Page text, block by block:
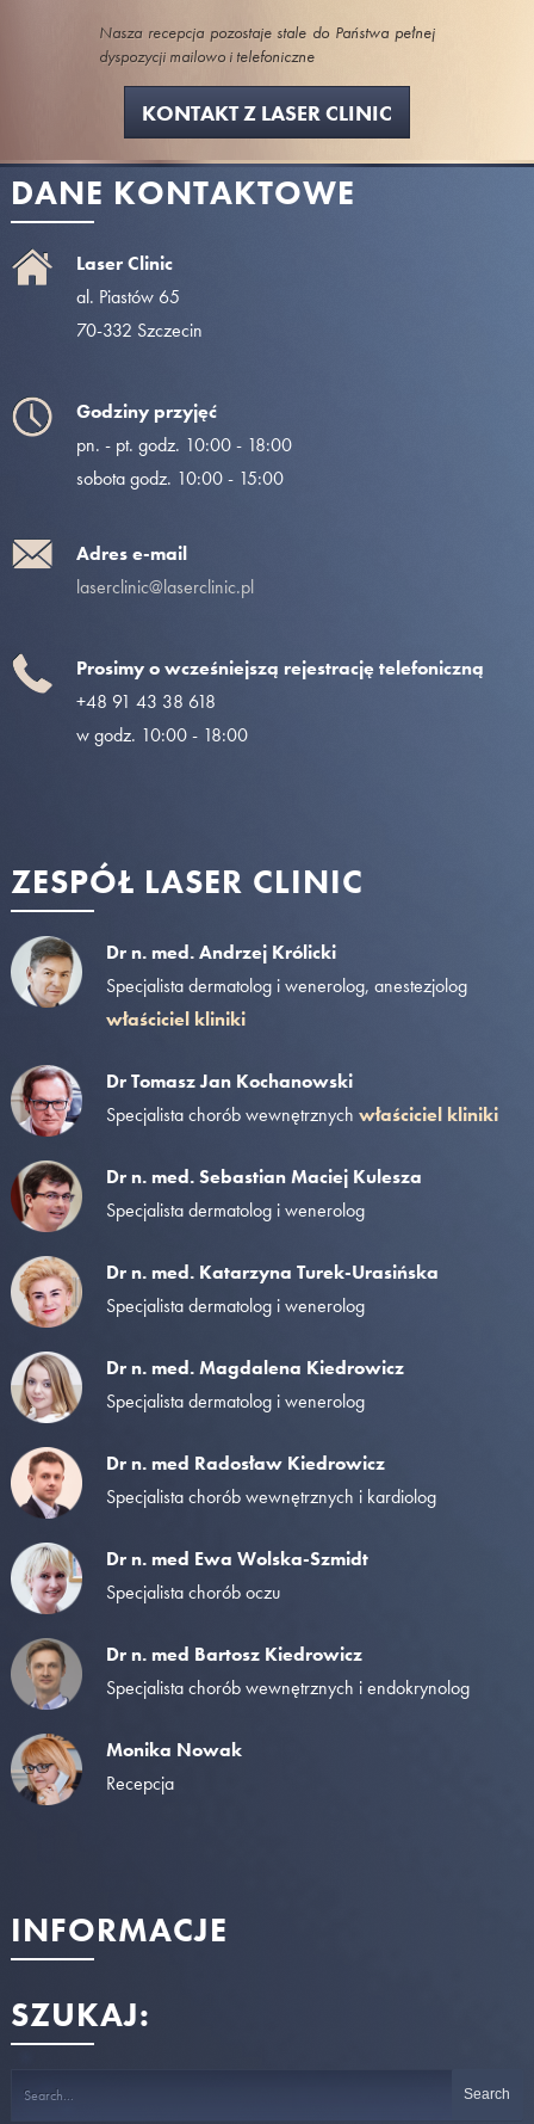
Nasza recepcja pozostaje stale do Państwa pełnej
dyspozycji mailowo i telefoniczne
KONTAKT Z LASER CLINIC
DANE KONTAKTOWE
Laser Clinic
al. Piastów 65
70-332 Szczecin
Godziny przyjęć
pn. - pt. godz. 10:00 - 18:00
sobota godz. 10:00 - 15:00
Adres e-mail
laserclinic@laserclinic.pl
Prosimy o wcześniejszą rejestrację telefoniczną
+48 91 43 38 618
w godz. 10:00 - 18:00
ZESPÓŁ LASER CLINIC
Dr n. med. Andrzej Królicki
Specjalista dermatolog i wenerolog, anestezjolog
właściciel kliniki
Dr Tomasz Jan Kochanowski
Specjalista chorób wewnętrznych właściciel kliniki
Dr n. med. Sebastian Maciej Kulesza
Specjalista dermatolog i wenerolog
Dr n. med. Katarzyna Turek-Urasińska
Specjalista dermatolog i wenerolog
Dr n. med. Magdalena Kiedrowicz
Specjalista dermatolog i wenerolog
Dr n. med Radosław Kiedrowicz
Specjalista chorób wewnętrznych i kardiolog
Dr n. med Ewa Wolska-Szmidt
Specjalista chorób oczu
Dr n. med Bartosz Kiedrowicz
Specjalista chorób wewnętrznych i endokrynolog
Monika Nowak
Recepcja
INFORMACJE
SZUKAJ: